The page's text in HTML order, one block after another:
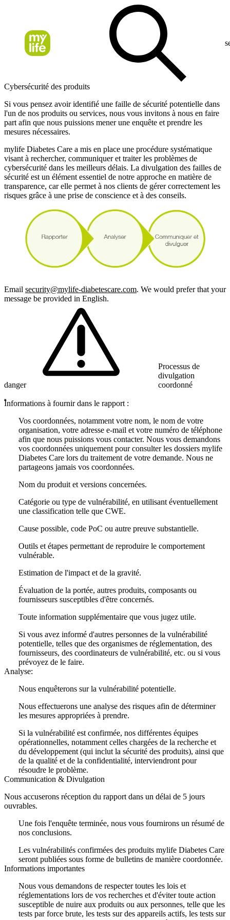
Cybersécurité des produits
Si vous pensez avoir identifié une faille de sécurité potentielle dans
l'un de nos produits ou services, nous vous invitons à nous en faire
part afin que nous puissions mener une enquête et prendre les
mesures nécessaires.
mylife Diabetes Care a mis en place une procédure systématique
visant à rechercher, communiquer et traiter les problèmes de
cybersécurité dans les meilleurs délais. La divulgation des failles de
sécurité est un élément essentiel de notre approche en matière de
transparence, car elle permet à nos clients de gérer correctement les
risques grâce à une prise de conscience et à des conseils.
Email security@mylife-diabetescare.com. We would prefer that your
message be provided in English.
danger
Processus de
divulgation
coordonné
Informations à fournir dans le rapport :
Vos coordonnées, notamment votre nom, le nom de votre
organisation, votre adresse e-mail et votre numéro de téléphone
afin que nous puissions vous contacter. Nous vous demandons
vos coordonnées uniquement pour consulter les dossiers mylife
Diabetes Care lors du traitement de votre demande. Nous ne
partageons jamais vos coordonnées.
Nom du produit et versions concernées.
Catégorie ou type de vulnérabilité, en utilisant éventuellement
une classification telle que CWE.
Cause possible, code PoC ou autre preuve substantielle.
Outils et étapes permettant de reproduire le comportement
vulnérable.
Estimation de l'impact et de la gravité.
Évaluation de la portée, autres produits, composants ou
fournisseurs susceptibles d'être concernés.
Toute information supplémentaire que vous jugez utile.
Si vous avez informé d'autres personnes de la vulnérabilité
potentielle, telles que des organismes de réglementation, des
fournisseurs, des coordinateurs de vulnérabilité, etc. ou si vous
prévoyez de le faire.
Analyse:
Nous enquêterons sur la vulnérabilité potentielle.
Nous effectuerons une analyse des risques afin de déterminer
les mesures appropriées à prendre.
Si la vulnérabilité est confirmée, nos différentes équipes
opérationnelles, notamment celles chargées de la recherche et
du développement (qui inclut la sécurité des produits), ainsi que
de la qualité et de la confidentialité, interviendront pour
résoudre le problème.
Communication & Divulgation
Nous accuserons réception du rapport dans un délai de 5 jours
ouvrables.
Une fois l'enquête terminée, nous vous fournirons un résumé de
nos conclusions.
Les vulnérabilités confirmées des produits mylife Diabetes Care
seront publiées sous forme de bulletins de manière coordonnée.
Informations importantes
Nous vous demandons de respecter toutes les lois et
réglementations lors de vos recherches et d'éviter toute action
susceptible de nuire aux produits ou aux personnes, telle que les
tests par force brute, les tests sur des appareils actifs, les tests sur